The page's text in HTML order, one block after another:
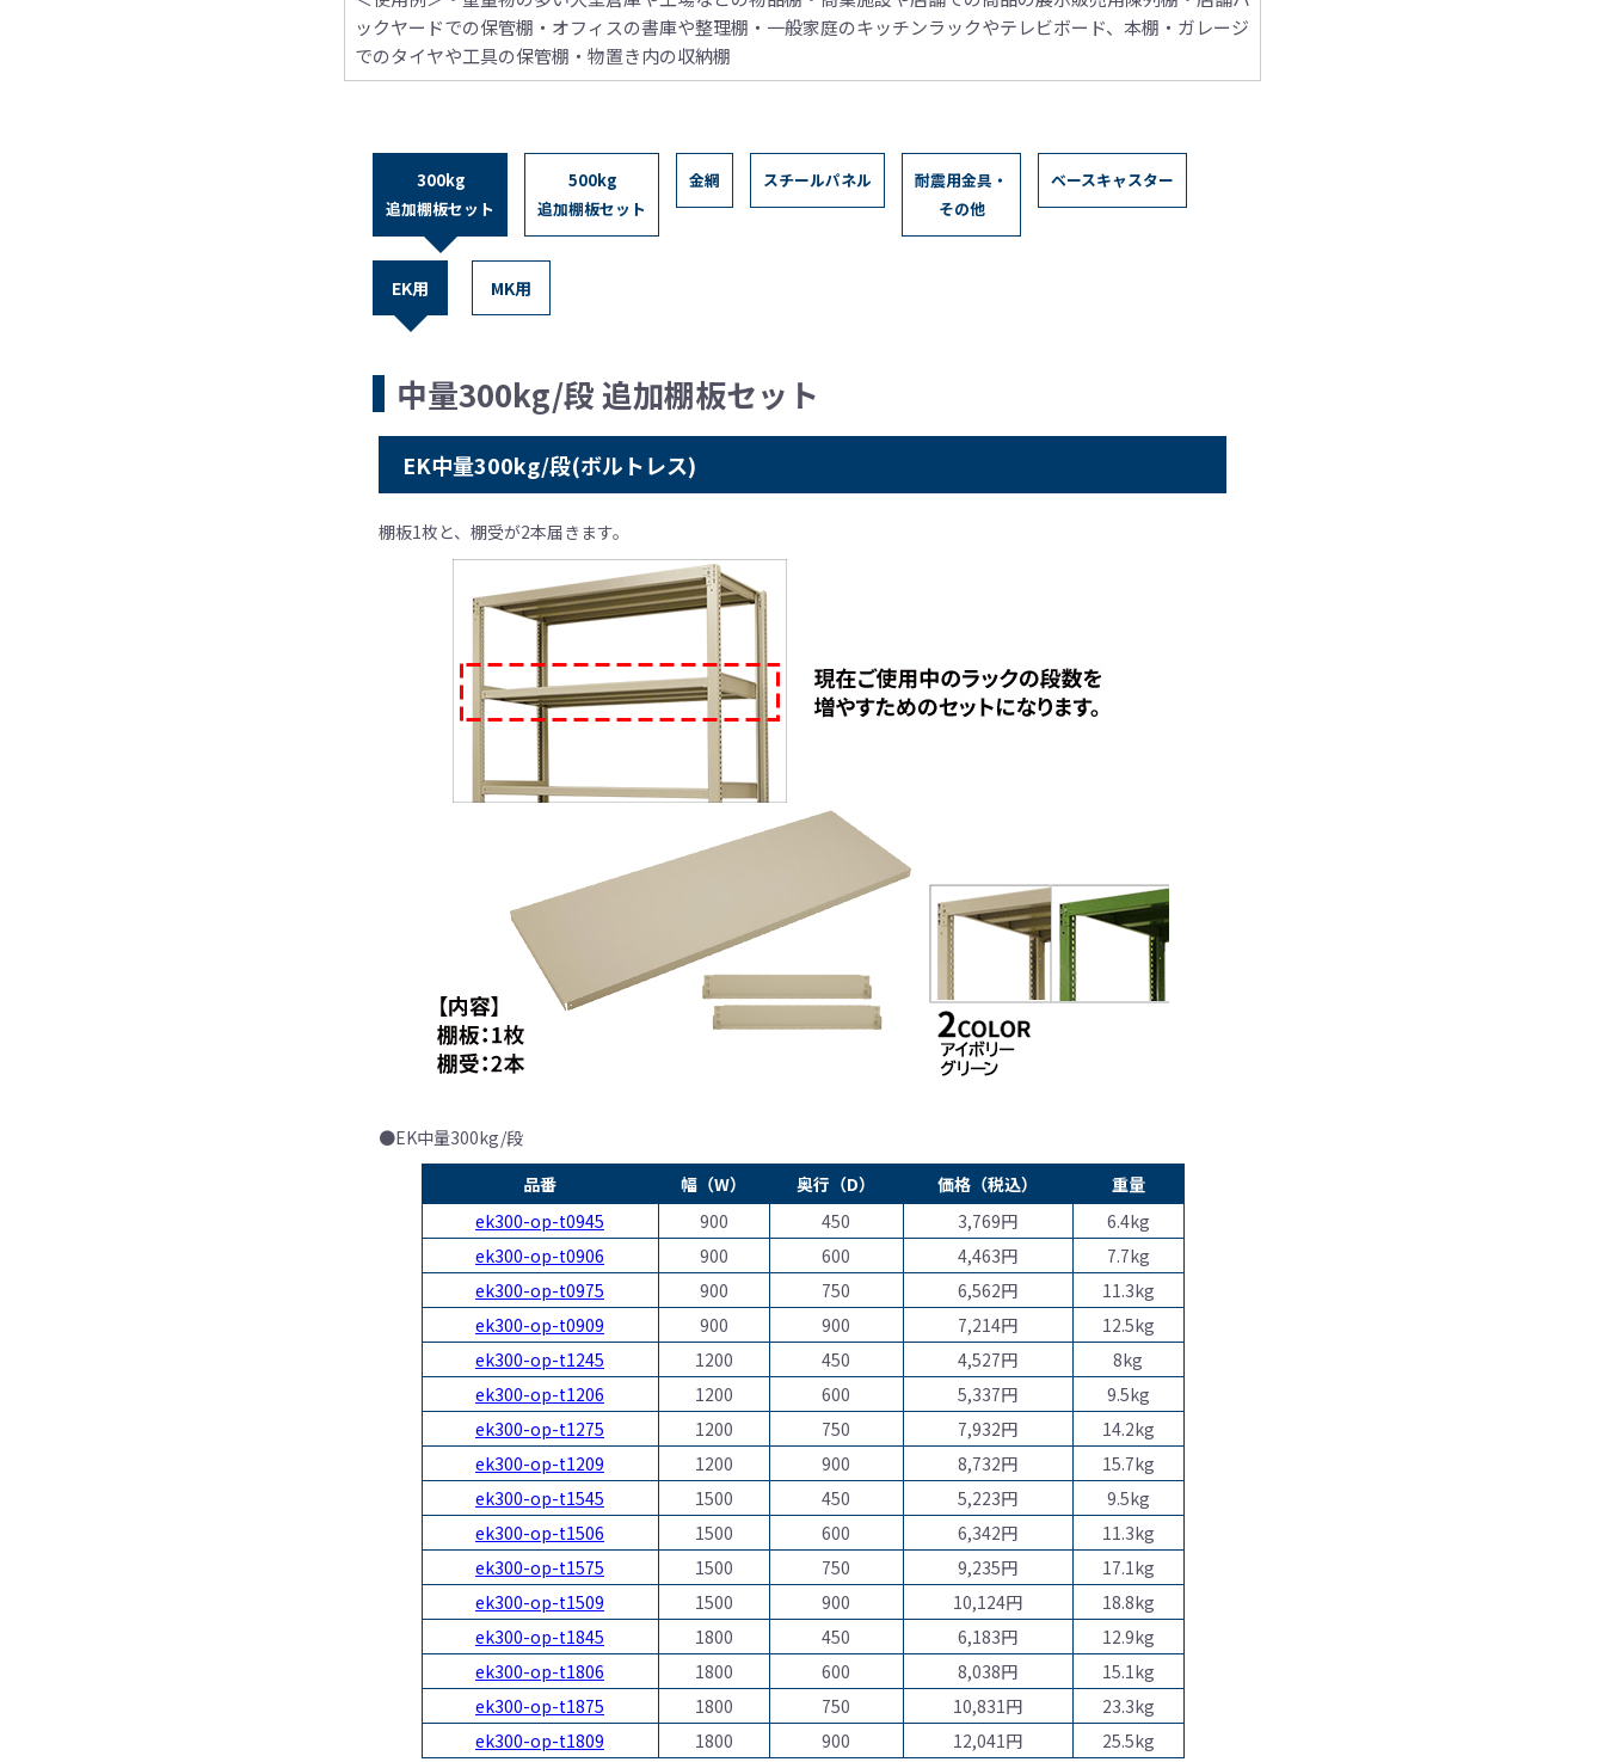
ックヤードでの保管棚 ・オフィスの書庫や整理棚 ・一般家庭のキッチンラックやテレビボード、本棚 ・ガレージ
でのタイヤや工具の保管棚 ・物置き内の収納棚
300kg
追加棚板セット
500kg
追加棚板セット
金網 スチールパネル
耐震用金具・
その他
ベースキャスター
EK用 MK用
中量300kg/段 追加棚板セット
EK中量300kg/段(ボルトレス)
棚板1枚と、棚受が2本届きます。
●EK中量300kg/段
品番
幅（W） 奥行（D） 価格（税込）
重量
ek300-op-t0945
900 450 3,769円
6.4kg
ek300-op-t0906
900 600 4,463円
7.7kg
ek300-op-t0975
900 750 6,562円
11.3kg
ek300-op-t0909
900 900 7,214円
12.5kg
ek300-op-t1245
1200 450 4,527円
8kg
ek300-op-t1206
1200 600 5,337円
9.5kg
ek300-op-t1275
1200 750 7,932円
14.2kg
ek300-op-t1209
1200 900 8,732円
15.7kg
ek300-op-t1545
1500 450 5,223円
9.5kg
ek300-op-t1506
1500 600 6,342円
11.3kg
ek300-op-t1575
1500 750 9,235円
17.1kg
ek300-op-t1509
1500 900 10,124円
18.8kg
ek300-op-t1845
1800 450 6,183円
12.9kg
ek300-op-t1806
1800 600 8,038円
15.1kg
ek300-op-t1875
1800 750 10,831円
23.3kg
ek300-op-t1809
1800 900 12,041円 25.5kg